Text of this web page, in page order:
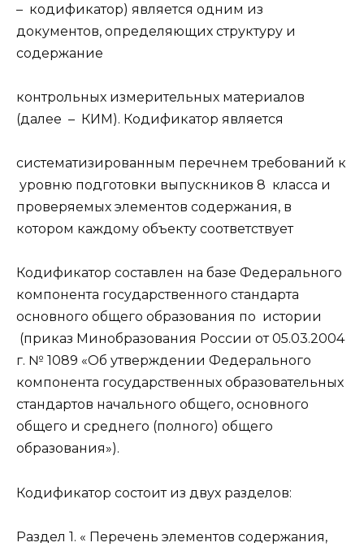
– кодификатор) является одним из
документов, определяющих структуру и
содержание
контрольных измерительных материалов
(далее – КИМ). Кодификатор является
систематизированным перечнем требований к
уровню подготовки выпускников 8 класса и
проверяемых элементов содержания, в
котором каждому объекту соответствует
Кодификатор составлен на базе Федерального
компонента государственного стандарта
основного общего образования по истории
(приказ Минобразования России от 05.03.2004
г. № 1089 «Об утверждении Федерального
компонента государственных образовательных
стандартов начального общего, основного
общего и среднего (полного) общего
образования»).
Кодификатор состоит из двух разделов:
Раздел 1. « Перечень элементов содержания,